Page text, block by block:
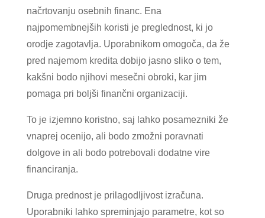
načrtovanju osebnih financ. Ena
najpomembnejših koristi je preglednost, ki jo
orodje zagotavlja. Uporabnikom omogoča, da že
pred najemom kredita dobijo jasno sliko o tem,
kakšni bodo njihovi mesečni obroki, kar jim
pomaga pri boljši finančni organizaciji.
To je izjemno koristno, saj lahko posamezniki že
vnaprej ocenijo, ali bodo zmožni poravnati
dolgove in ali bodo potrebovali dodatne vire
financiranja.
Druga prednost je prilagodljivost izračuna.
Uporabniki lahko spreminjajo parametre, kot so